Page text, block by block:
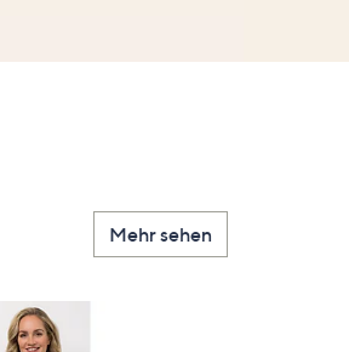
Mehr sehen